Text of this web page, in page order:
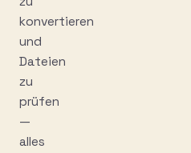
konvertieren
und
Dateien
zu
prüfen
—
alles